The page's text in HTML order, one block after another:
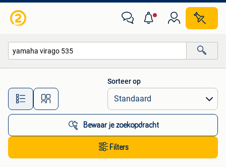
Alle afstanden…
Sorteer op
Bewaar je zoekopdracht
Filters